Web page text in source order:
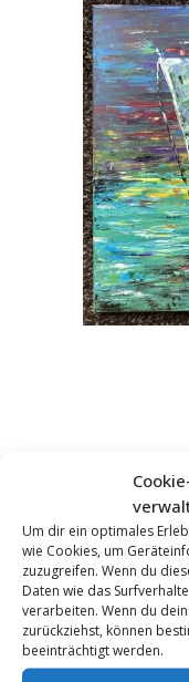
Um dir ein optimales
wie Cookies, um
zuzugreifen. Wenn du
Daten wie das
verarbeiten. Wenn du
zurückziehst, können
beeinträchtigt werden.